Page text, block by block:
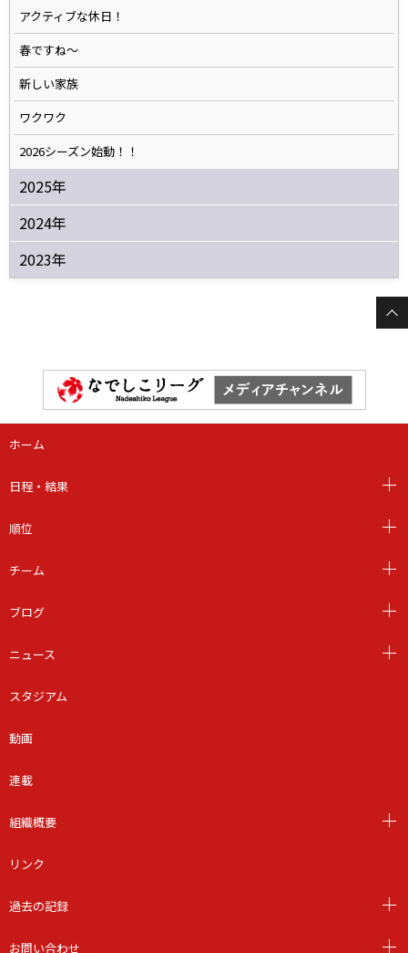
アクティブな休日！
春ですね〜
新しい家族
ワクワク
2026シーズン始動！！
2025年
2024年
2023年
ホーム
日程・結果
順位
チーム
ブログ
ニュース
スタジアム
動画
連載
組織概要
リンク
過去の記録
お問い合わせ